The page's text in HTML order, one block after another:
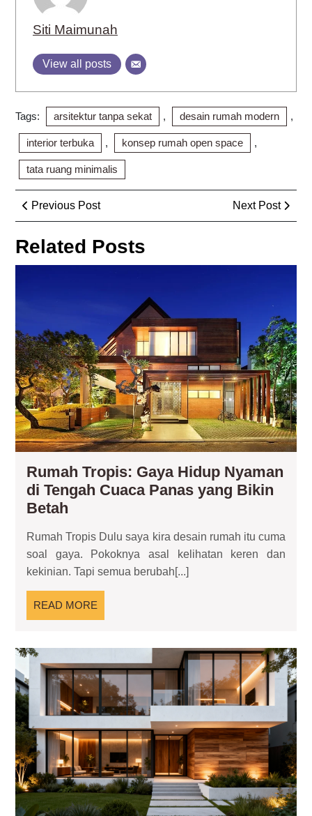
Siti Maimunah
View all posts
Tags: arsitektur tanpa sekat , desain rumah modern ,
interior terbuka , konsep rumah open space ,
tata ruang minimalis
Post
navigation
Previous PostPrevious
Post
Next Post
Next
Post
Related Posts
di
Rumah Tropis: Gaya Hidup Nyaman
di Tengah Cuaca Panas yang Bikin
Betah
Gaya
Hidup
Nyaman
di
Tengah
Panas
yang
Bikin
Betah
Rumah Tropis Dulu saya kira desain rumah itu cuma
soal gaya. Pokoknya asal kelihatan keren dan
kekinian. Tapi semua berubah[...]
READ MORE
MORE